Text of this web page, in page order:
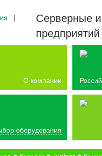
|
Серверные
предприятий
О компании
оборудования